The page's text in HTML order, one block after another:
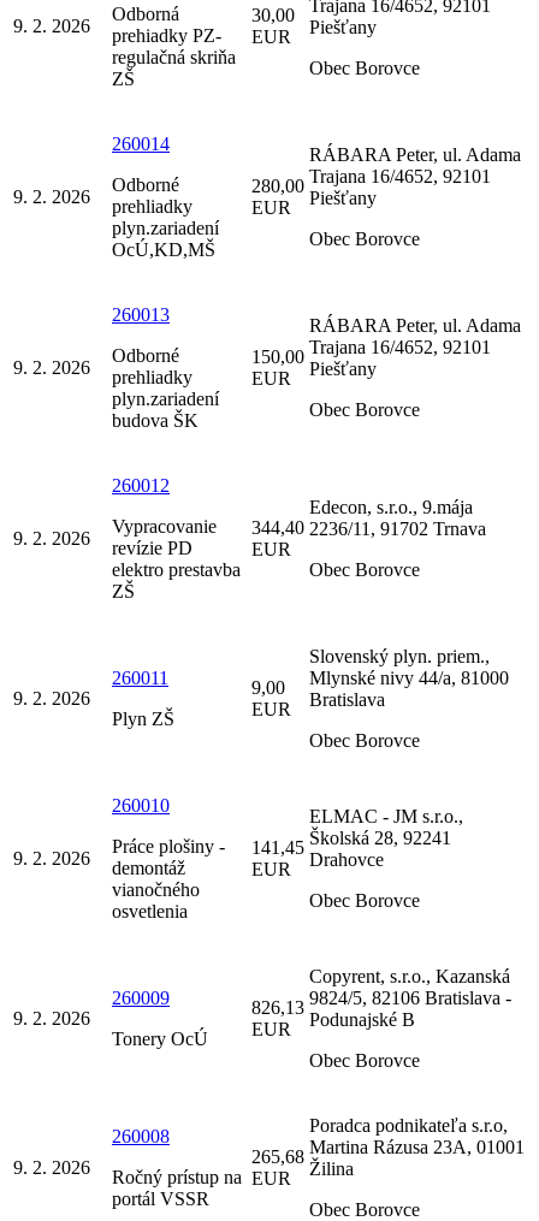
9. 2. 2026
Odborná
prehiadky PZ-
regulačná skriňa
ZŠ
30,00
EUR
Trajana 16/4652, 92101
Piešťany
Obec Borovce
9. 2. 2026
260014
Odborné
prehliadky
plyn.zariadení
OcÚ,KD,MŠ
280,00
EUR
RÁBARA Peter, ul. Adama
Trajana 16/4652, 92101
Piešťany
Obec Borovce
9. 2. 2026
260013
Odborné
prehliadky
plyn.zariadení
budova ŠK
150,00
EUR
RÁBARA Peter, ul. Adama
Trajana 16/4652, 92101
Piešťany
Obec Borovce
9. 2. 2026
260012
Vypracovanie
revízie PD
elektro prestavba
ZŠ
344,40
EUR
Edecon, s.r.o., 9.mája
2236/11, 91702 Trnava
Obec Borovce
9. 2. 2026
260011
Plyn ZŠ
9,00
EUR
Slovenský plyn. priem.,
Mlynské nivy 44/a, 81000
Bratislava
Obec Borovce
9. 2. 2026
260010
Práce plošiny -
demontáž
vianočného
osvetlenia
141,45
EUR
ELMAC - JM s.r.o.,
Školská 28, 92241
Drahovce
Obec Borovce
9. 2. 2026
260009
Tonery OcÚ
826,13
EUR
Copyrent, s.r.o., Kazanská
9824/5, 82106 Bratislava -
Podunajské B
Obec Borovce
9. 2. 2026
260008
Ročný prístup na
portál VSSR
265,68
EUR
Poradca podnikateľa s.r.o,
Martina Rázusa 23A, 01001
Žilina
Obec Borovce